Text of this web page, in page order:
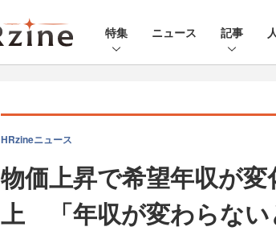
特集 ニュース 記事
HRzineニュース
物価上昇で希望年収が
上 「年収が変わらない